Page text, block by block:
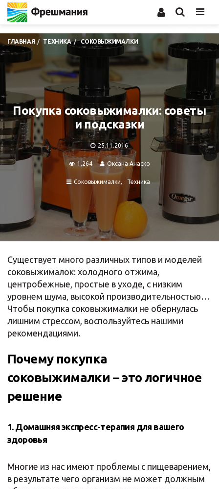
ГЛАВНАЯ ТЕХНИКА СОКОВЫЖИМАЛКИ
Покупка соковыжималки: советы
и подсказки
25.11.2016
1,264 Оксана Анаско
Соковыжималки Техника
Существует много различных типов и моделей
соковыжималок: холодного отжима,
центробежные, простые в уходе, с низким
уровнем шума, высокой производительностью…
Чтобы покупка соковыжималки не обернулась
лишним стрессом, воспользуйтесь нашими
рекомендациями.
Почему покупка
соковыжималки – это логичное
решение
1. Домашняя экспресс-терапия для вашего
здоровья
Многие из нас имеют проблемы с пищеварением,
в результате чего организм не может должным